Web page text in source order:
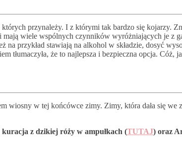
przynależy. I z którymi tak bardzo się kojarzy.
wiele wspólnych czynników wyróżniających je z
przykład stawiają na alkohol w składzie, dosyć
tłumaczyła, że to najlepsza i bezpieczna opcja.
wiosny w tej końcówce zimy. Zimy, która dała się
kuracja z dzikiej róży w ampułkach (TUTAJ) oraz